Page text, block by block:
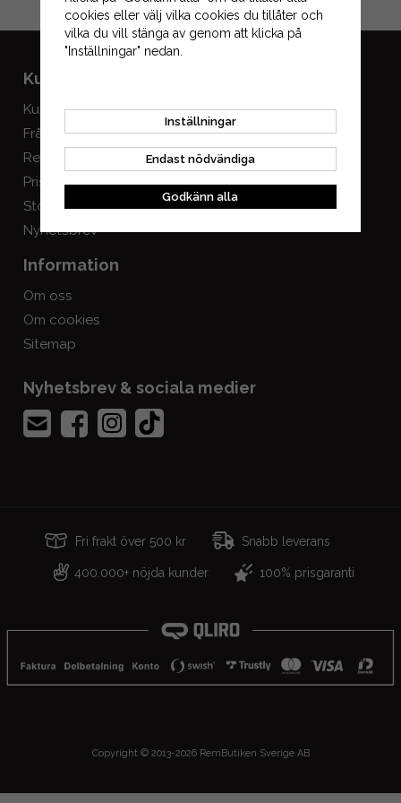
Gå till kassan
Kundservice
Kundservice
Frågor & svar
Registrera retur
Prisgaranti
Storlekstabeller
Nyhetsbrev
Logga in
Skapa konto
Information
Om oss
Om cookies
Sitemap
Nyhetsbrev & sociala medier
Fri frakt över 500 kr Snabb leverans
400.000+ nöjda kunder 100% prisgaranti
Copyright © 2013-2026 RemButiken Sverige AB
cookies eller välj vilka cookies du tillåter och
vilka du vill stänga av genom att klicka på
"Inställningar" nedan.
Inställningar
Endast nödvändiga
Godkänn alla